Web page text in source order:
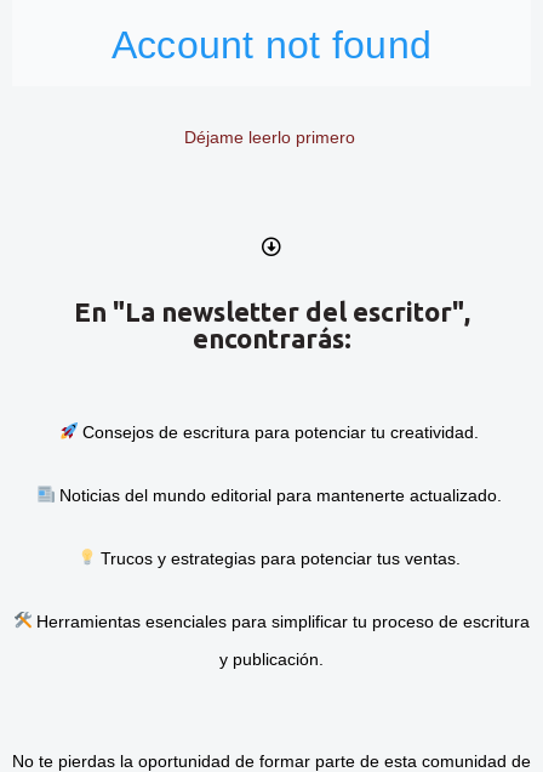
Déjame leerlo primero
En "La newsletter del escritor",
encontrarás:
Consejos de escritura para potenciar tu creatividad.
Noticias del mundo editorial para mantenerte actualizado.
Trucos y estrategias para potenciar tus ventas.
Herramientas esenciales para simplificar tu proceso de escritura
y publicación.
No te pierdas la oportunidad de formar parte de esta comunidad de